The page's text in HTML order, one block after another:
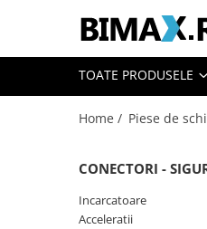
Toate Produsele
Triciclete Electrice
➔ Cu 2 Locuri
➔ Acoperita
➔ Adulti - Fara permis
TOATE PRODUSELE
Home / Piese de
CONECTORI -
Incarcatoare
Acceleratii